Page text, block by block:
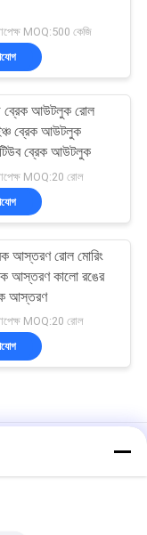
MOQ:500 কেজি
ব্রেক আউটলুক রোল
ব্রেক আউটলুক
টিউব ব্রেক আউটলুক
MOQ:20 রোল
আস্তরণ রোল মোরিং
আস্তরণ কালো রঙের
আস্তরণ
MOQ:20 রোল
উইন্ডলাস উইঞ্চ
বোনা ব্রেক আস্তরণের